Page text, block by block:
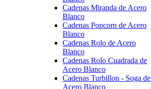
Cadenas Miranda de Acero
Blanco
Cadenas Popcorn de Acero
Blanco
Cadenas Rolo de Acero
Blanco
Cadenas Rolo Cuadrada de
Acero Blanco
Cadenas Turbillon - Soga de
Acero Blanco